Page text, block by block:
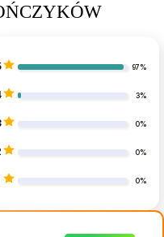
97%
3%
0%
0%
0%